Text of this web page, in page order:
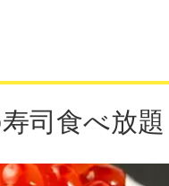
司食べ放題